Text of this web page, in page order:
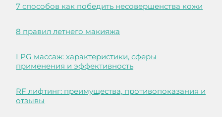
7 способов как победить несовершенства кожи
8 правил летнего макияжа
LPG массаж: характеристики, сферы
применения и эффективность
RF лифтинг: преимущества, противопоказания и
отзывы